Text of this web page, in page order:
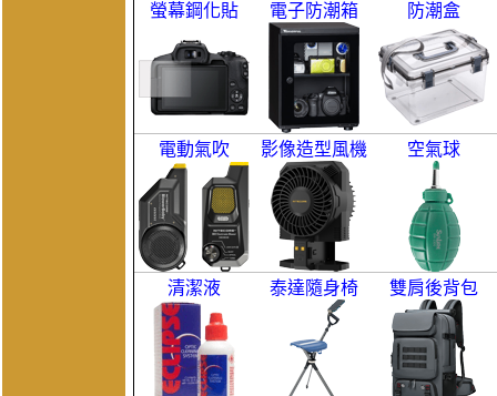
螢幕鋼化貼 電子防潮箱 防潮盒
電動氣吹 影像造型風機 空氣球
清潔液 泰達隨身椅 雙肩後背包